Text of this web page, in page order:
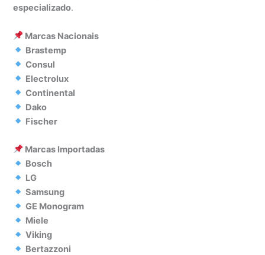
especializado.
Marcas Nacionais
Brastemp
Consul
Electrolux
Continental
Dako
Fischer
Marcas Importadas
Bosch
LG
Samsung
GE Monogram
Miele
Viking
Bertazzoni